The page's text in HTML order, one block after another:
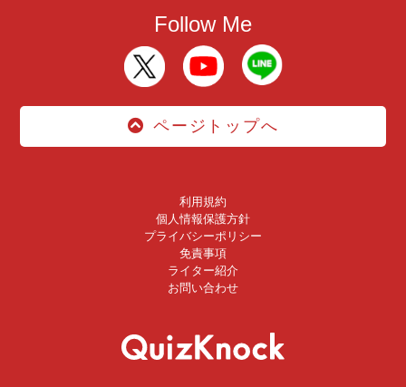
Follow Me
ページトップへ
利用規約
個人情報保護方針
プライバシーポリシー
免責事項
ライター紹介
お問い合わせ